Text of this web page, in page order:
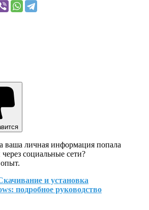
ваша личная информация попала
социальные сети?
и установка
подробное руководство